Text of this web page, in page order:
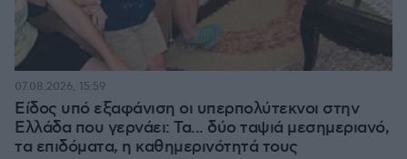
Είδος υπό εξαφάνιση οι υπερπολύτεκνοι στην
Ελλάδα που γερνάει: Τα... δύο ταψιά μεσημεριανό,
τα επιδόματα, η καθημερινότητά τους
07.08.2026, 15:59